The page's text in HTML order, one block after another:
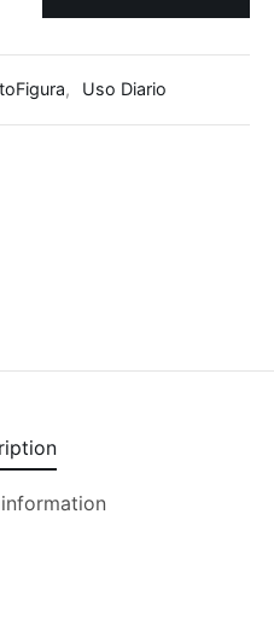
, Uso Diario